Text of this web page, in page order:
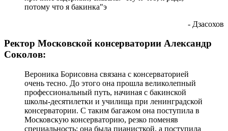
потому что я бакинка"э
- Дзасохов
Ректор Московской консерватории Александр
Соколов:
Вероника Борисовна связана с консерваторией
очень тесно. До этого она прошла великолепный
профессиональный путь, начиная с бакинской
школы-десятилетки и училища при ленинградской
консерватории. С таким багажом она поступила в
Московскую консерваторию, резко поменяв
специальность: она была пианисткой, а поступила